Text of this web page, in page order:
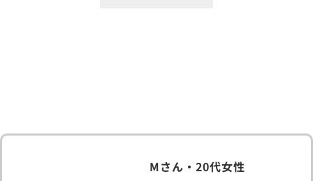
Mさん・20代女性